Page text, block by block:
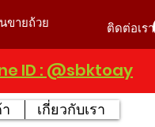
ขายถ้วย
ติดต่อเรา
ID : @sbktoay
เกี่ยวกับเรา